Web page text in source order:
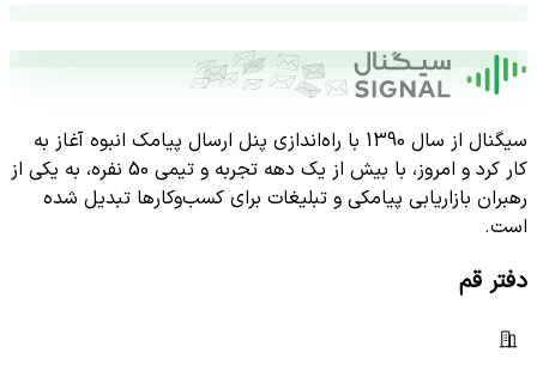
سیگنال از سال 1390 با راه‌اندازی پنل ارسال پیامک انبوه آغاز به
کار کرد و امروز، با بیش از یک دهه تجربه و تیمی 50 نفره، به یکی از
رهبران بازاریابی پیامکی و تبلیغات برای کسب‌وکارها تبدیل شده
است.
دفتر قم